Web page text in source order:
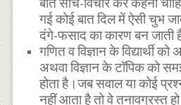
बात सोच-विचार कर कहनी
गई कोई बात दिल में ऐसी चुभ
दंगे-फसाद का कारण बन जाती
गणित व विज्ञान के विद्यार्थी
अथवा विज्ञान के टॉपिक को
होता है।जब सवाल या कोई
नहीं आता है तो वे तनावग्रस्त